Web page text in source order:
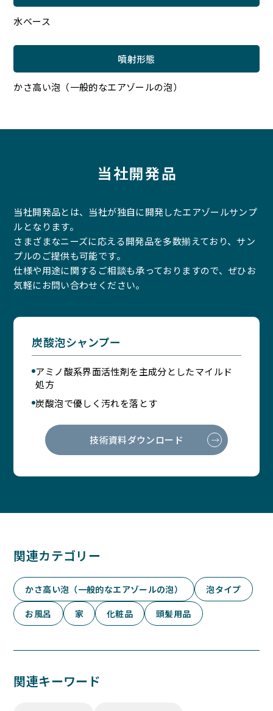
水ベース
噴射形態
かさ高い泡（一般的なエアゾールの泡）
当社開発品
当社開発品とは、当社が独自に開発したエアゾールサンプ
ルとなります。
さまざまなニーズに応える開発品を多数揃えており、サン
プルのご提供も可能です。
仕様や用途に関するご相談も承っておりますので、ぜひお
気軽にお問い合わせください。
炭酸泡シャンプー
アミノ酸系界面活性剤を主成分としたマイルド
処方
炭酸泡で優しく汚れを落とす
技術資料ダウンロード
関連カテゴリー
かさ高い泡（一般的なエアゾールの泡）
泡タイプ
お風呂
家 化粧品 頭髪用品
関連キーワード